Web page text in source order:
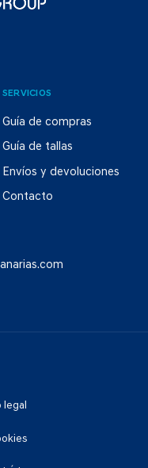
SERVICIOS
Guía de compras
Guía de tallas
Envíos y devoluciones
Contacto
legal